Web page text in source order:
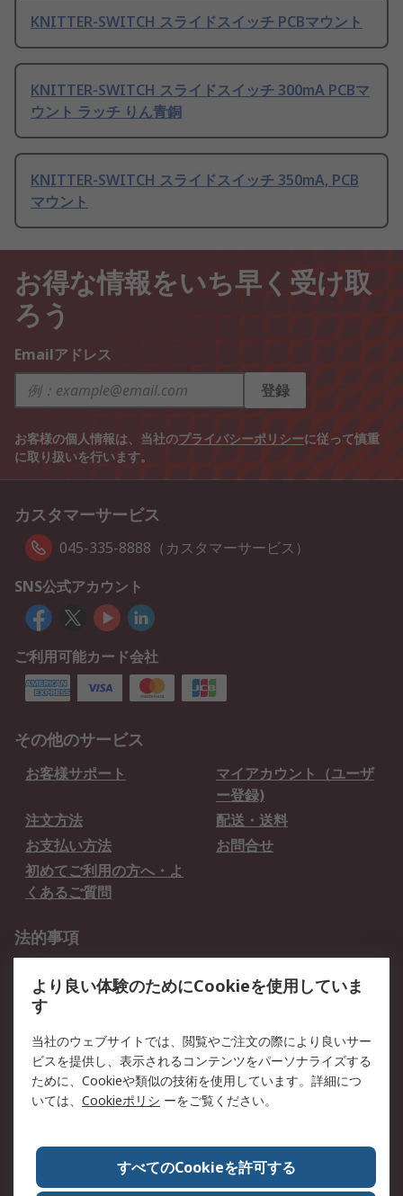
KNITTER-SWITCH スライドスイッチ PCBマウント
KNITTER-SWITCH スライドスイッチ 300mA PCBマ
ウント ラッチ りん青銅
KNITTER-SWITCH スライドスイッチ 350mA, PCB
マウント
お得な情報をいち早く受け取
ろう
Emailアドレス
登録
お客様の個人情報は、当社のプライバシーポリシーに従って慎重
に取り扱いを行います。
カスタマーサービス
045-335-8888（カスタマーサービス）
SNS公式アカウント
ご利用可能カード会社
その他のサービス
お客様サポート
マイアカウント（ユーザ
ー登録)
注文方法
配送・送料
お支払い方法
お問合せ
初めてご利用の方へ・よ
くあるご質問
法的事項
クッキーポリシー
RSについて
会社概要
採用情報
プレスリリース＆お知ら
コーポレートサイト
全世界のRS
RSの歴史
ESGへの取り組み（英語）
認証について
より良い体験のためにCookieを使用していま
す
当社のウェブサイトでは、閲覧やご注文の際により良いサー
ビスを提供し、表示されるコンテンツをパーソナライズする
ために、Cookieや類似の技術を使用しています。詳細につ
いては、 Cookieポリシ ーをご覧ください。
すべてのCookieを許可する